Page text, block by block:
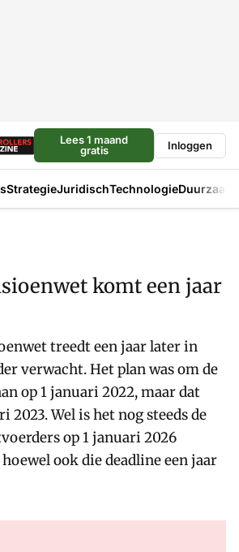
Lees 1 maand
gratis
Inloggen
StrategieJuridischTechnologie
komt een jaar
treedt een jaar later in
verwacht. Het plan was om de
op 1 januari 2022, maar dat
2023. Wel is het nog steeds de
op 1 januari 2026
ook die deadline een jaar